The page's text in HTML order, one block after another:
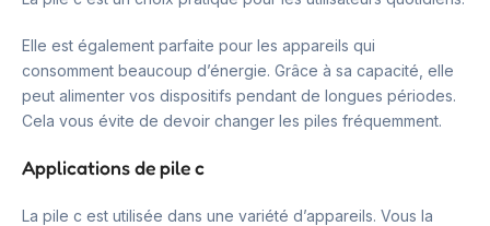
Elle est également parfaite pour les appareils qui
consomment beaucoup d’énergie. Grâce à sa capacité, elle
peut alimenter vos dispositifs pendant de longues périodes.
Cela vous évite de devoir changer les piles fréquemment.
Applications de pile c
La pile c est utilisée dans une variété d’appareils. Vous la